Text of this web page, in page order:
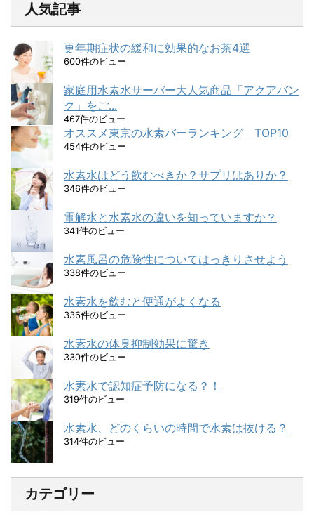
人気記事
更年期症状の緩和に効果的なお茶4選
600件のビュー
家庭用水素水サーバー大人気商品「アクアバン
ク」をご...
467件のビュー
オススメ東京の水素バーランキング TOP10
454件のビュー
水素水はどう飲むべきか？サプリはありか？
346件のビュー
電解水と水素水の違いを知っていますか？
341件のビュー
水素風呂の危険性についてはっきりさせよう
338件のビュー
水素水を飲むと便通がよくなる
336件のビュー
水素水の体臭抑制効果に驚き
330件のビュー
水素水で認知症予防になる？！
319件のビュー
水素水、どのくらいの時間で水素は抜ける？
314件のビュー
カテゴリー